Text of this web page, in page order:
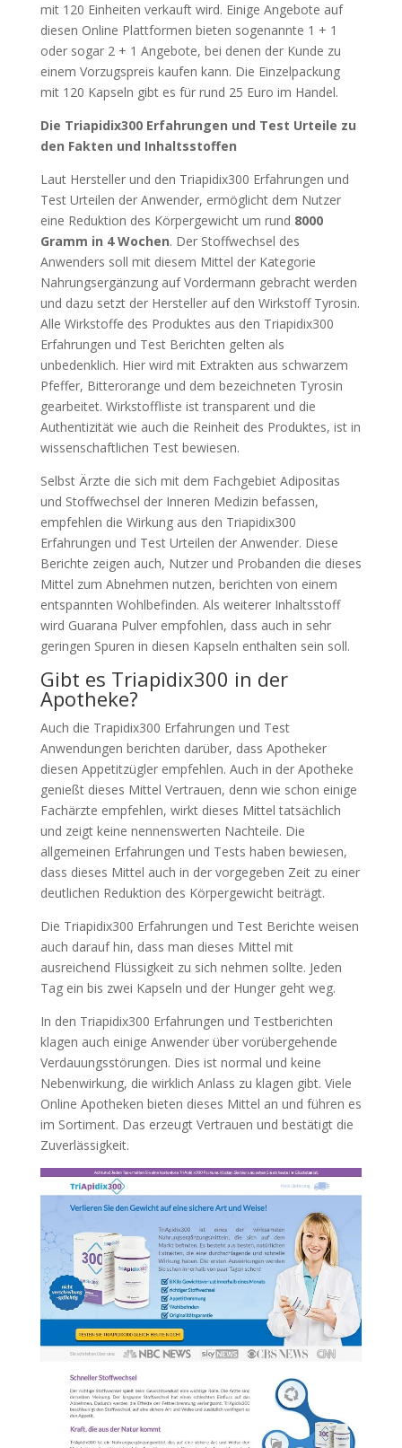
mit 120 Einheiten verkauft wird. Einige Angebote auf
diesen Online Plattformen bieten sogenannte 1 + 1
oder sogar 2 + 1 Angebote, bei denen der Kunde zu
einem Vorzugspreis kaufen kann. Die Einzelpackung
mit 120 Kapseln gibt es für rund 25 Euro im Handel.
Die Triapidix300 Erfahrungen und Test Urteile zu
den Fakten und Inhaltsstoffen
Laut Hersteller und den Triapidix300 Erfahrungen und
Test Urteilen der Anwender, ermöglicht dem Nutzer
eine Reduktion des Körpergewicht um rund 8000
Gramm in 4 Wochen. Der Stoffwechsel des
Anwenders soll mit diesem Mittel der Kategorie
Nahrungsergänzung auf Vordermann gebracht werden
und dazu setzt der Hersteller auf den Wirkstoff Tyrosin.
Alle Wirkstoffe des Produktes aus den Triapidix300
Erfahrungen und Test Berichten gelten als
unbedenklich. Hier wird mit Extrakten aus schwarzem
Pfeffer, Bitterorange und dem bezeichneten Tyrosin
gearbeitet. Wirkstoffliste ist transparent und die
Authentizität wie auch die Reinheit des Produktes, ist in
wissenschaftlichen Test bewiesen.
Selbst Ärzte die sich mit dem Fachgebiet Adipositas
und Stoffwechsel der Inneren Medizin befassen,
empfehlen die Wirkung aus den Triapidix300
Erfahrungen und Test Urteilen der Anwender. Diese
Berichte zeigen auch, Nutzer und Probanden die dieses
Mittel zum Abnehmen nutzen, berichten von einem
entspannten Wohlbefinden. Als weiterer Inhaltsstoff
wird Guarana Pulver empfohlen, dass auch in sehr
geringen Spuren in diesen Kapseln enthalten sein soll.
Gibt es Triapidix300 in der
Apotheke?
Auch die Trapidix300 Erfahrungen und Test
Anwendungen berichten darüber, dass Apotheker
diesen Appetitzügler empfehlen. Auch in der Apotheke
genießt dieses Mittel Vertrauen, denn wie schon einige
Fachärzte empfehlen, wirkt dieses Mittel tatsächlich
und zeigt keine nennenswerten Nachteile. Die
allgemeinen Erfahrungen und Tests haben bewiesen,
dass dieses Mittel auch in der vorgegeben Zeit zu einer
deutlichen Reduktion des Körpergewicht beiträgt.
Die Triapidix300 Erfahrungen und Test Berichte weisen
auch darauf hin, dass man dieses Mittel mit
ausreichend Flüssigkeit zu sich nehmen sollte. Jeden
Tag ein bis zwei Kapseln und der Hunger geht weg.
In den Triapidix300 Erfahrungen und Testberichten
klagen auch einige Anwender über vorübergehende
Verdauungsstörungen. Dies ist normal und keine
Nebenwirkung, die wirklich Anlass zu klagen gibt. Viele
Online Apotheken bieten dieses Mittel an und führen es
im Sortiment. Das erzeugt Vertrauen und bestätigt die
Zuverlässigkeit.